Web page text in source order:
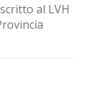
al LVH